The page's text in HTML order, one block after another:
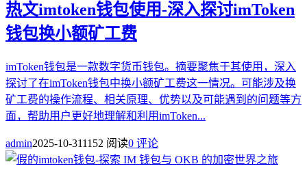
热文imtoken钱包使用-深入探讨imToken
钱包换小额矿工费
imToken钱包是一款数字货币钱包。摘要聚焦于其使用，深入
探讨了在imToken钱包中换小额矿工费这一情况。可能涉及换
矿工费的操作流程、相关原理、优势以及可能遇到的问题等方
面，帮助用户更好地理解和利用imToken...
admin2025-10-311152 阅读0 评论